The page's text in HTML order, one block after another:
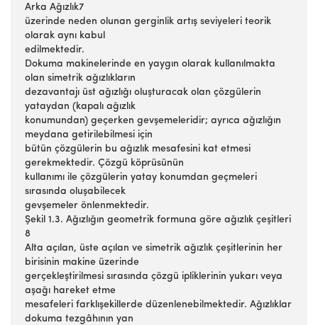
Arka Ağızlık7
üzerinde neden olunan gerginlik artış seviyeleri teorik
olarak aynı kabul
edilmektedir.
Dokuma makinelerinde en yaygın olarak kullanılmakta
olan simetrik ağızlıkların
dezavantajı üst ağızlığı oluşturacak olan çözgülerin
yataydan (kapalı ağızlık
konumundan) geçerken gevşemeleridir; ayrıca ağızlığın
meydana getirilebilmesi için
bütün çözgülerin bu ağızlık mesafesini kat etmesi
gerekmektedir. Çözgü köprüsünün
kullanımı ile çözgülerin yatay konumdan geçmeleri
sırasında oluşabilecek
gevşemeler önlenmektedir.
Şekil 1.3. Ağızlığın geometrik formuna göre ağızlık çeşitleri
8
Alta açılan, üste açılan ve simetrik ağızlık çeşitlerinin her
birisinin makine üzerinde
gerçekleştirilmesi sırasında çözgü ipliklerinin yukarı veya
aşağı hareket etme
mesafeleri farklışekillerde düzenlenebilmektedir. Ağızlıklar
dokuma tezgâhının yan